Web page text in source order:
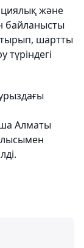
және
шартты
Алматы